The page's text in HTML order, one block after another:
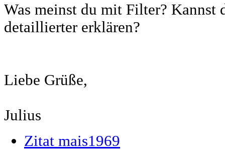
Was meinst du mit Filter? Kannst
detaillierter erklären?
Liebe Grüße,
Julius
Zitat mais1969